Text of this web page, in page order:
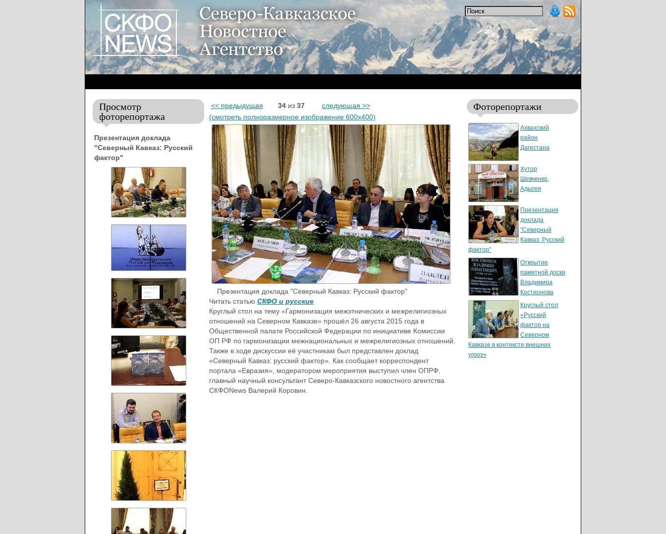
Просмотр
фоторепортажа
Презентация доклада
"Северный Кавказ: Русский
фактор"
Фоторепортажи
Ахвахский
район
Дагестана
Хутор
Шевченко,
Адыгея
Презентация
доклада
"Северный
Кавказ: Русский
фактор"
Открытие
памятной доски
Владимира
Костионова
Круглый стол
«Русский
фактор на
Северном
Кавказе в контексте внешних
угроз»
<< предыдущая 34 из 37
следующая >>
(смотреть полноразмерное изображение 600x400)
Презентация доклада "Северный Кавказ: Русский фактор"
Читать статью СКФО и русские
Круглый стол на тему «Гармонизация межэтнических и межрелигиозных
отношений на Северном Кавказе» прошёл 26 августа 2015 года в
Общественной палате Российской Федерации по инициативе Комиссии
ОП РФ по гармонизации межнациональных и межрелигиозных отношений.
Также в ходе дискуссии её участникам был представлен доклад
«Северный Кавказ: русский фактор». Как сообщает корреспондент
портала «Евразия», модератором мероприятия выступил член ОПРФ,
главный научный консультант Северо-Кавказского новостного агентства
СКФОNews Валерий Коровин.